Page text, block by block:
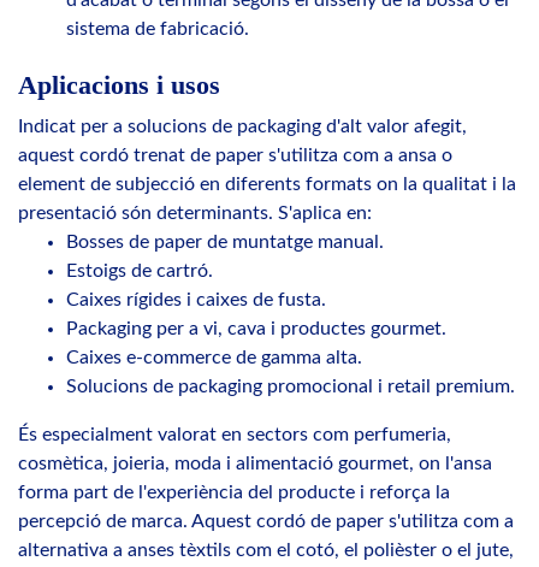
sistema de fabricació.
Aplicacions i usos
Indicat per a solucions de packaging d'alt valor afegit,
aquest cordó trenat de paper s'utilitza com a ansa o
element de subjecció en diferents formats on la qualitat i la
presentació són determinants. S'aplica en:
Bosses de paper de muntatge manual.
Estoigs de cartró.
Caixes rígides i caixes de fusta.
Packaging per a vi, cava i productes gourmet.
Caixes e-commerce de gamma alta.
Solucions de packaging promocional i retail premium.
És especialment valorat en sectors com perfumeria,
cosmètica, joieria, moda i alimentació gourmet, on l'ansa
forma part de l'experiència del producte i reforça la
percepció de marca. Aquest cordó de paper s'utilitza com a
alternativa a anses tèxtils com el cotó, el polièster o el jute,